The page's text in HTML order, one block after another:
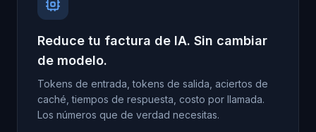
Reduce tu factura de IA. Sin cambiar
de modelo.
Tokens de entrada, tokens de salida, aciertos de
caché, tiempos de respuesta, costo por llamada.
Los números que de verdad necesitas.